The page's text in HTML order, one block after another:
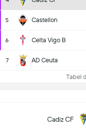
5 Castellon
6 Celta Vigo B
7 AD Ceuta
Tabel
Cadiz CF